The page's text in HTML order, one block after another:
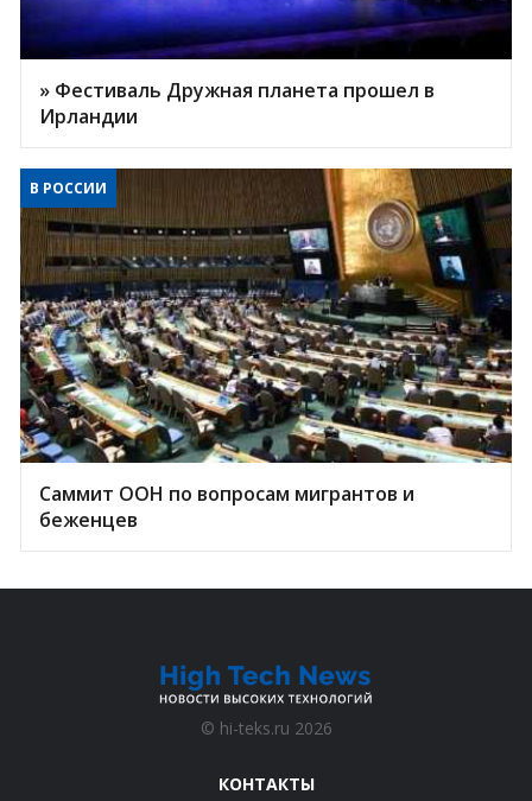
» Фестиваль Дружная планета прошел в
Ирландии
В РОССИИ
Саммит ООН по вопросам мигрантов и
беженцев
© hi-teks.ru 2026
КОНТАКТЫ